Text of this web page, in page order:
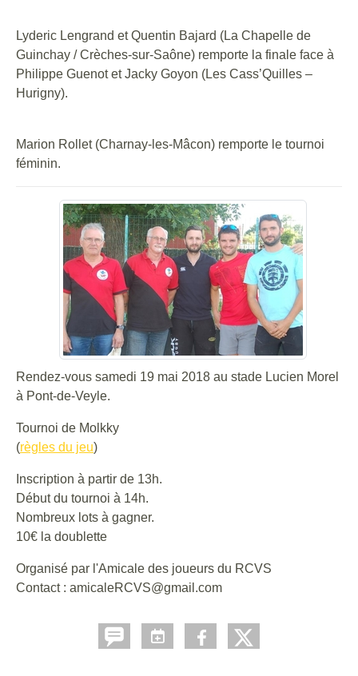
Lyderic Lengrand et Quentin Bajard (La Chapelle de
Guinchay / Crèches-sur-Saône) remporte la finale face à
Philippe Guenot et Jacky Goyon (Les Cass’Quilles –
Hurigny).
Marion Rollet (Charnay-les-Mâcon) remporte le tournoi
féminin.
Rendez-vous samedi 19 mai 2018 au stade Lucien Morel
à Pont-de-Veyle.
Tournoi de Molkky
(règles du jeu)
Inscription à partir de 13h.
Début du tournoi à 14h.
Nombreux lots à gagner.
10€ la doublette
Organisé par l'Amicale des joueurs du RCVS
Contact : amicaleRCVS@gmail.com